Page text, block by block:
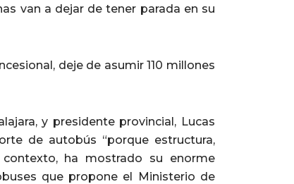
van a dejar de tener parada en su
deje de asumir 110 millones
y presidente provincial, Lucas
de autobús “porque estructura,
ha mostrado su enorme
que propone el Ministerio de